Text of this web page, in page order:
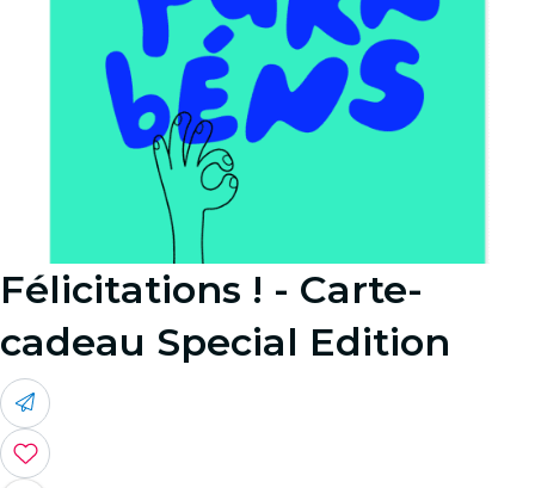
Félicitations ! - Carte-
cadeau Special Edition